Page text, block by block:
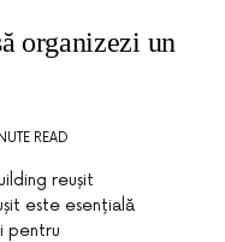
organizezi un
READ
reușit
este esențială
pentru